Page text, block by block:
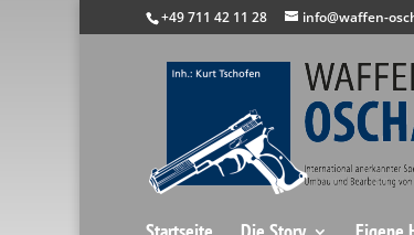
+49 711 42 11 28 info@waffen-